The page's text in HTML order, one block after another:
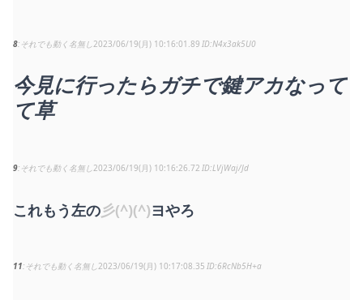
8 それでも動く名無し2023/06/19(月) 10:16:01.89 N4x3ak5U0
今見に行ったらガチで鍵アカなって
て草
9 それでも動く名無し2023/06/19(月) 10:16:26.72 LVjWaj/Jd
これもう左の彡(^)(^)ヨやろ
11 それでも動く名無し2023/06/19(月) 10:17:08.35 6RcNb5H+a